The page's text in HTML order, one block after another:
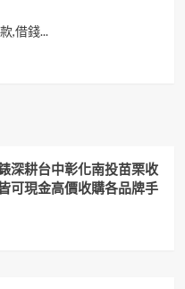
,借錢...
深耕台中彰化南投苗栗收
可現金高價收購各品牌手